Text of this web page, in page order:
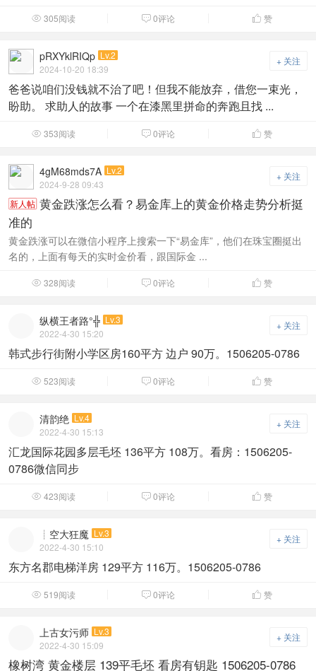
 305阅读  0评论  赞
+ 关注
pRXYklRIQp Lv.2
2024-10-20 18:39
爸爸说咱们没钱就不治了吧！但我不能放弃，借您一束光，
盼助。 求助人的故事 一个在漆黑里拼命的奔跑且找 ...
 353阅读  0评论  赞
+ 关注
4gM68mds7A Lv.2
2024-9-28 09:43
新人帖 黄金跌涨怎么看？易金库上的黄金价格走势分析挺
准的
黄金跌涨可以在微信小程序上搜索一下“易金库”，他们在珠宝圈挺出
名的，上面有每天的实时金价看，跟国际金 ...
 328阅读  0评论  赞
+ 关注
纵横王者路°╬ Lv.3
2022-4-30 15:20
韩式步行街附小学区房160平方 边户 90万。1506205-0786
 523阅读  0评论  赞
+ 关注
清韵绝 Lv.4
2022-4-30 15:13
汇龙国际花园多层毛坯 136平方 108万。看房：1506205-
0786微信同步
 423阅读  0评论  赞
+ 关注
┊空大狂魔 Lv.3
2022-4-30 15:10
东方名郡电梯洋房 129平方 116万。1506205-0786
 519阅读  0评论  赞
+ 关注
上古女污师 Lv.3
2022-4-30 15:09
橡树湾 黄金楼层 139平毛坯 看房有钥匙 1506205-0786